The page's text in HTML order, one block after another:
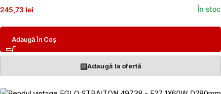
245,73 lei În stoc
Adaugă În Coș
▤Adaugă la ofertă